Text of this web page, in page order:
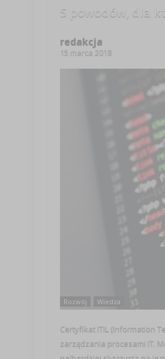
5 powodów, dla
redakcja
15 marca 2018
Rozwój Wiedza
Certyfikat ITIL (Information
zarządzania procesami IT.